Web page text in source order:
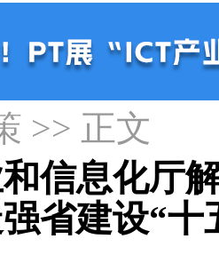
>> 正文
信息化厅
省建设“十